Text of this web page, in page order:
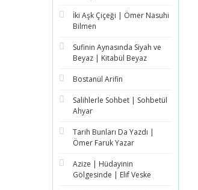
İki Aşk Çiçeği | Ömer Nasuhi
Bilmen
Sufinin Aynasında Siyah ve
Beyaz | Kitabül Beyaz
Bostanül Arifin
Salihlerle Sohbet | Sohbetül
Ahyar
Tarih Bunları Da Yazdı |
Ömer Faruk Yazar
Azize | Hüdayinin
Gölgesinde | Elif Veske